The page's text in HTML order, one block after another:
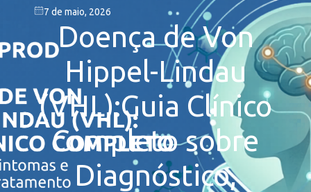
7 de maio, 2026
Doença de Von
Hippel-Lindau
(VHL):Guia Clínico
Completo sobre
Diagnóstico,